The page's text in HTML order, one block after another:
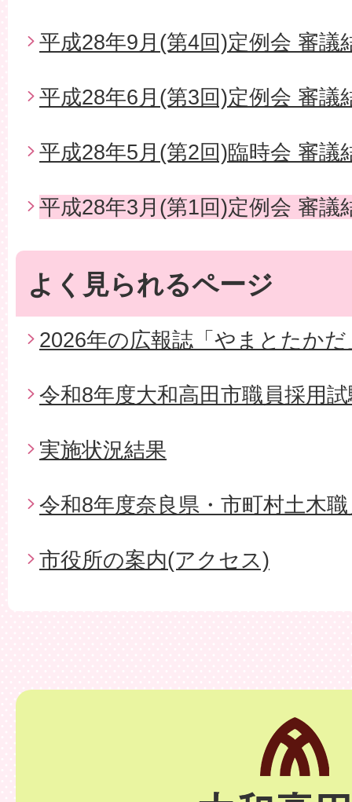
平成28年9月(第4回)定例会 審議
平成28年6月(第3回)定例会 審議
平成28年5月(第2回)臨時会 審議
平成28年3月(第1回)定例会 審議
よく見られるページ
2026年の広報誌「やまとたかだ
令和8年度大和高田市職員採用
実施状況結果
令和8年度奈良県・市町村土木
市役所の案内(アクセス)